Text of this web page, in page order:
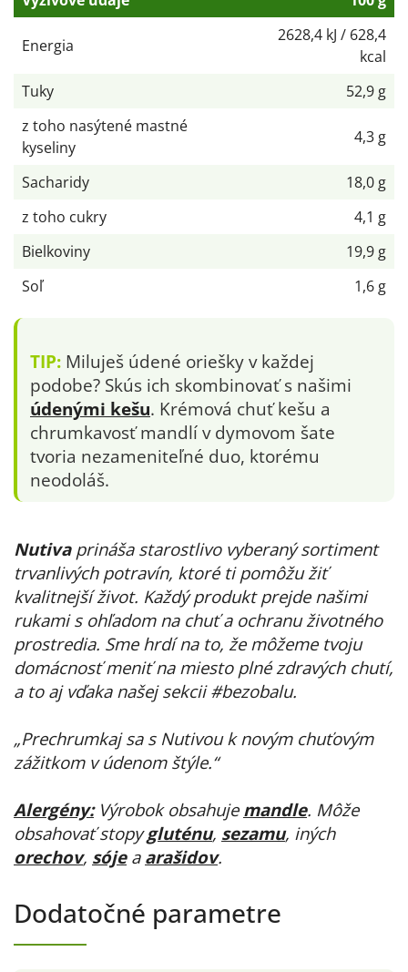
Energia
2628,4 kJ / 628,4
kcal
Tuky
52,9 g
z toho nasýtené mastné
kyseliny
4,3 g
Sacharidy
18,0 g
z toho cukry
4,1 g
Bielkoviny
19,9 g
Soľ
1,6 g
TIP: Miluješ údené oriešky v každej
podobe? Skús ich skombinovať s našimi
údenými kešu. Krémová chuť kešu a
chrumkavosť mandlí v dymovom šate
tvoria nezameniteľné duo, ktorému
neodoláš.
Nutivaprináša starostlivo vyberaný sortiment
trvanlivých potravín, ktoré ti pomôžu žiť
kvalitnejší život. Každý produkt prejde našimi
rukami s ohľadom na chuť a ochranu životného
prostredia. Sme hrdí na to, že môžeme tvoju
domácnosť meniť na miesto plné zdravých chutí,
a to aj vďaka našej sekcii #bezobalu.
„Prechrumkaj sa s Nutivou k novým chuťovým
zážitkom v údenom štýle.“
Alergény:Výrobok obsahuje mandle. Môže
obsahovať stopygluténu, sezamu, iných
orechov, sójea arašidov.
Dodatočné parametre